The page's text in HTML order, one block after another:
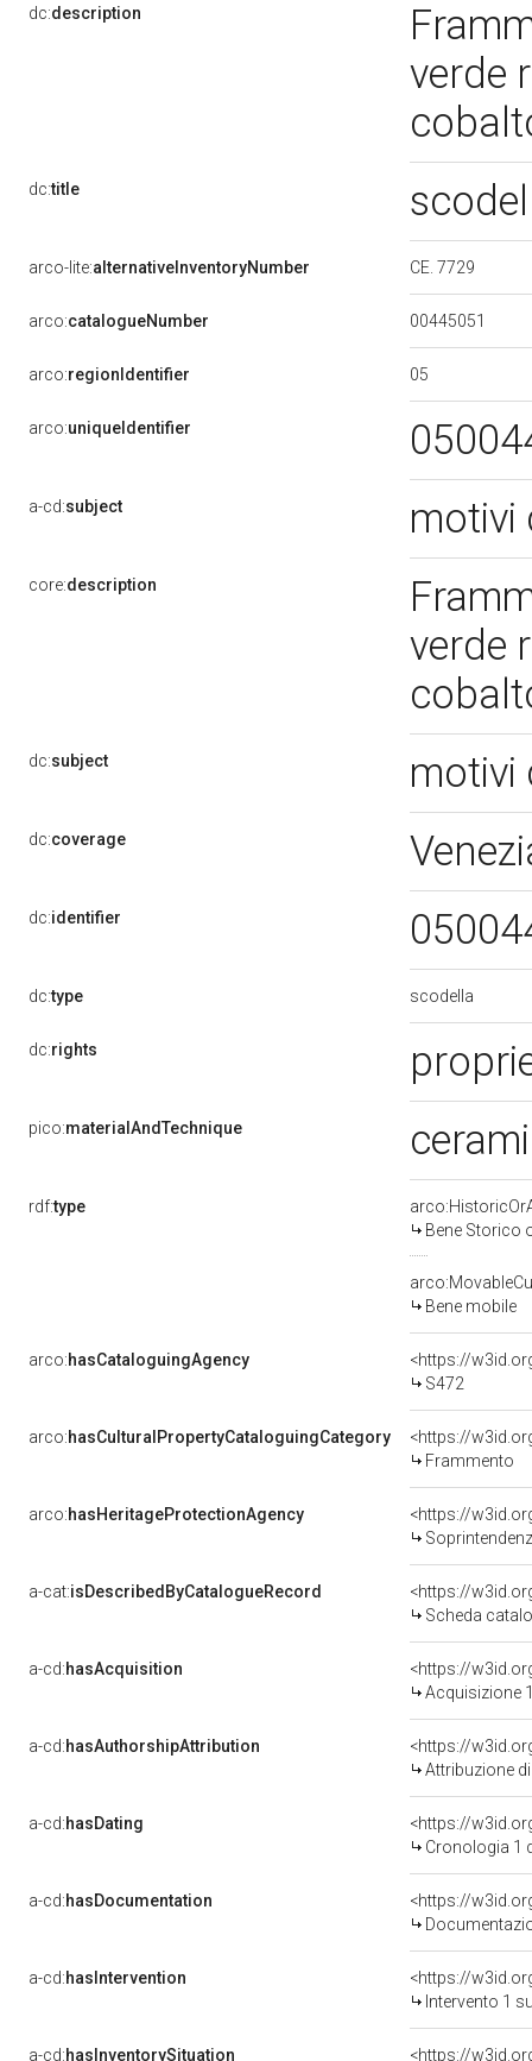
dc:description
verde
dc:title
arco-lite:alternativeInventoryNumber CE. 7729
arco:catalogueNumber 00445051
arco:regionIdentifier 05
arco:uniqueIdentifier
a-cd:subject motivi
core:description
verde
dc:subject motivi
dc:coverage
dc:identifier
dc:type scodella
dc:rights
pico:materialAndTechnique
rdf:type
Bene Storico
Bene mobile
arco:hasCataloguingAgency
<https://
S472
arco:hasCulturalPropertyCataloguingCategory
<https://
Frammento
arco:hasHeritageProtectionAgency
<https://
Soprintendenza
a-cat:isDescribedByCatalogueRecord
<https://
Scheda
a-cd:hasAcquisition
<https://
Acquisizione
a-cd:hasAuthorshipAttribution
Attribuzione
a-cd:hasDating
<https://
Cronologia 1
a-cd:hasDocumentation
a-cd:hasIntervention
<https://
Intervento 1
a-cd:hasInventorySituation <https://